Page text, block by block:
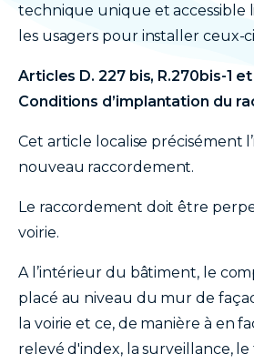
technique unique et accessible
les usagers pour installer ceux-
Articles D. 227 bis, R.270bis-1
Conditions d’implantation du
Cet article localise précisément
nouveau raccordement.
Le raccordement doit être
voirie.
A l’intérieur du bâtiment, le
placé au niveau du mur de
la voirie et ce, de manière à en
relevé d'index, la surveillance,